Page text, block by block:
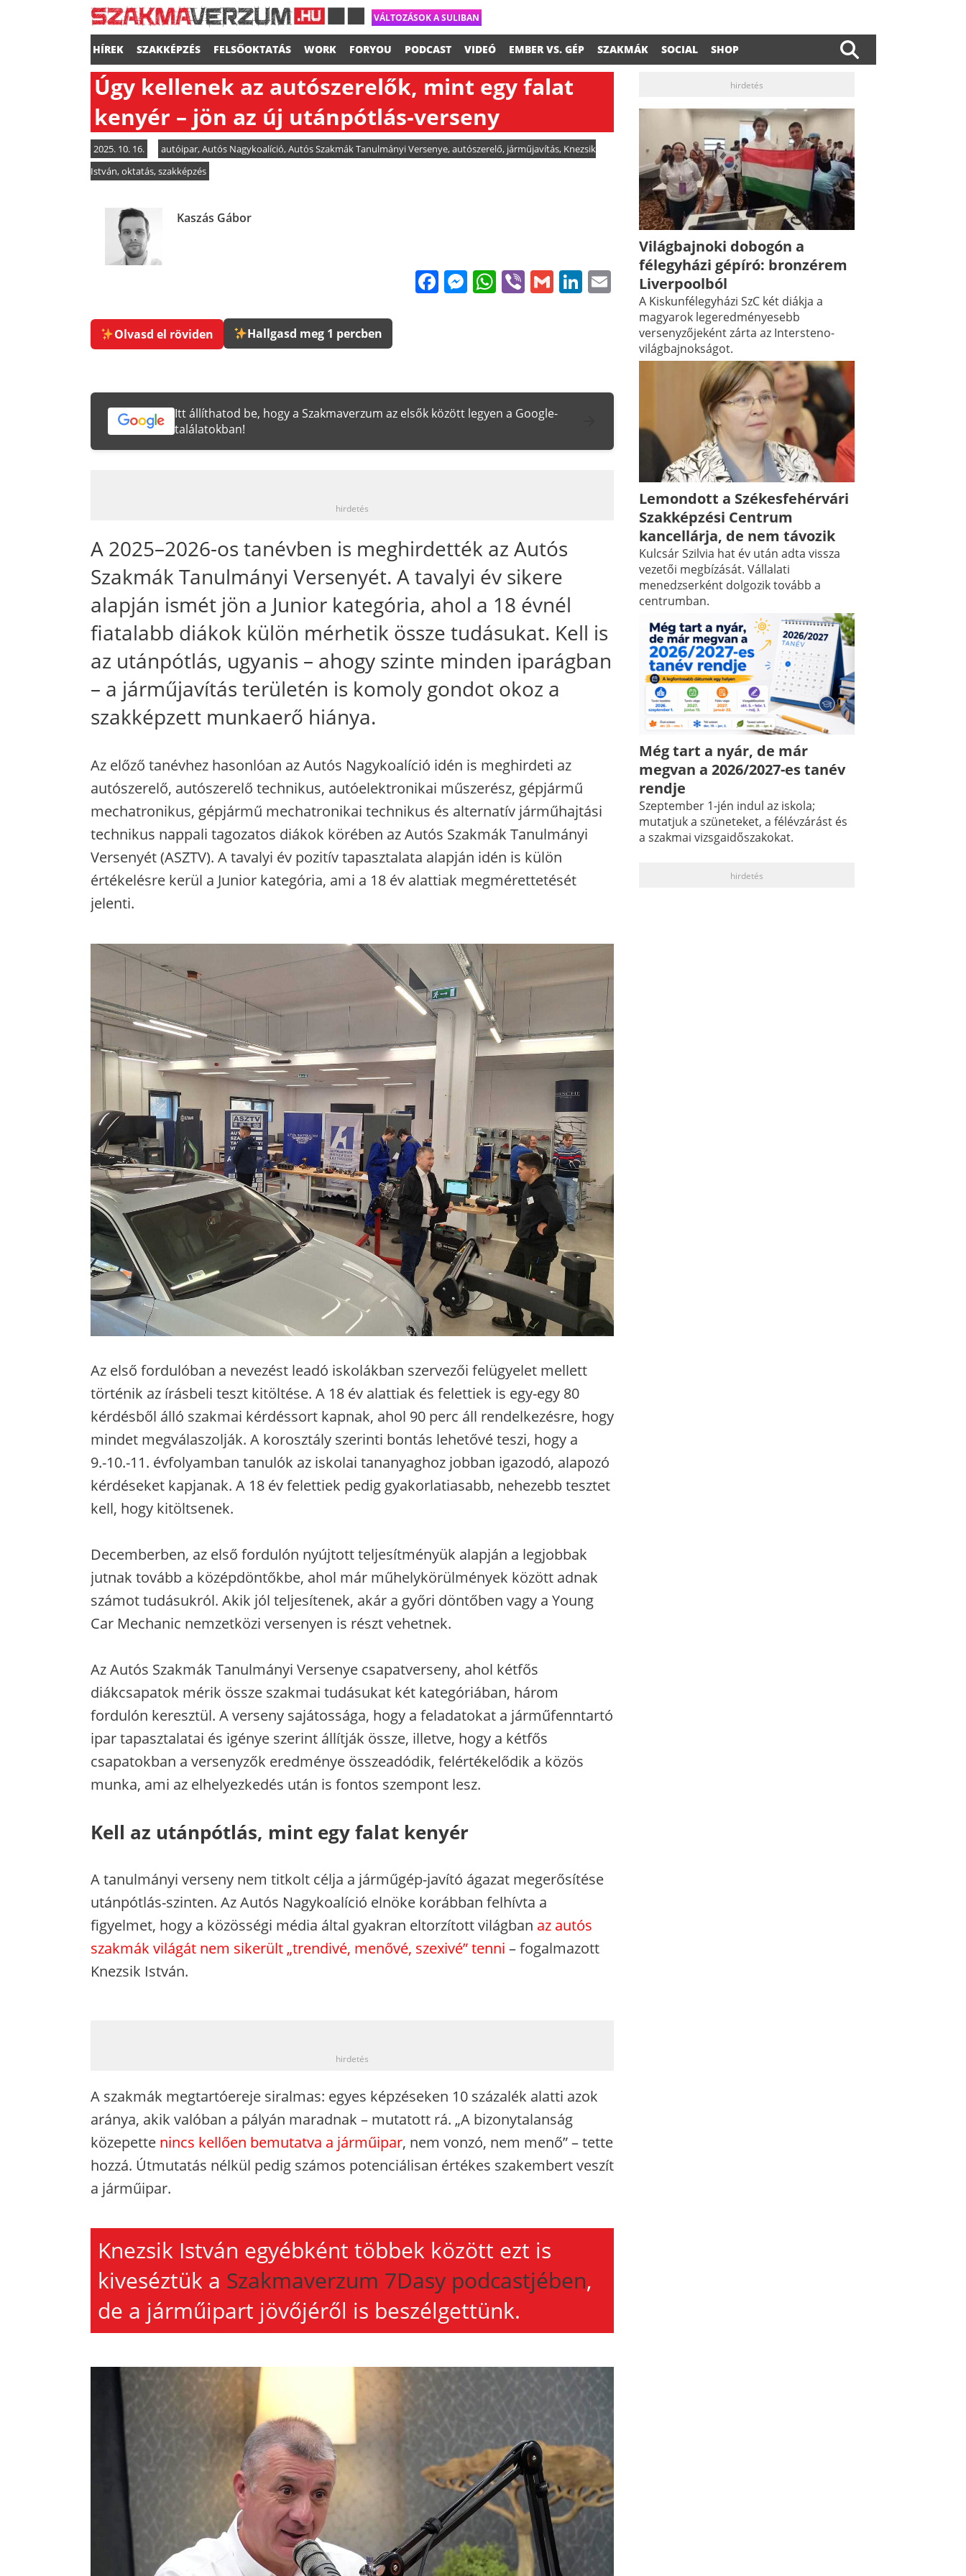
VÁLTOZÁSOK A SULIBAN
HÍREK SZAKKÉPZÉS FELSŐOKTATÁS WORK FORYOU PODCAST VIDEÓ EMBER VS. GÉP SZAKMÁK SOCIAL SHOP
Úgy kellenek az autószerelők, mint egy falat
kenyér – jön az új utánpótlás-verseny
2025. 10. 16. autóipar,Autós Nagykoalíció,Autós Szakmák Tanulmányi Versenye,autószerelő, járműjavítás, Knezsik
István,oktatás,szakképzés
Kaszás Gábor
Facebook
Messenger
WhatsApp
ViberGmailLinkedIn
Email
Olvasd el röviden Hallgasd meg 1 percben
Itt állíthatod be, hogy a Szakmaverzum az elsők között legyen a Google-
találatokban!
hirdetés
A 2025–2026-os tanévben is meghirdették az Autós
Szakmák Tanulmányi Versenyét. A tavalyi év sikere
alapján ismét jön a Junior kategória, ahol a 18 évnél
fiatalabb diákok külön mérhetik össze tudásukat. Kell is
az utánpótlás, ugyanis – ahogy szinte minden iparágban
– a járműjavítás területén is komoly gondot okoz a
szakképzett munkaerő hiánya.
Az előző tanévhez hasonlóan az Autós Nagykoalíció idén is meghirdeti az
autószerelő, autószerelő technikus, autóelektronikai műszerész, gépjármű
mechatronikus, gépjármű mechatronikai technikus és alternatív járműhajtási
technikus nappali tagozatos diákok körében az Autós Szakmák Tanulmányi
Versenyét (ASZTV). A tavalyi év pozitív tapasztalata alapján idén is külön
értékelésre kerül a Junior kategória, ami a 18 év alattiak megmérettetését
jelenti.
Az első fordulóban a nevezést leadó iskolákban szervezői felügyelet mellett
történik az írásbeli teszt kitöltése. A 18 év alattiak és felettiek is egy-egy 80
kérdésből álló szakmai kérdéssort kapnak, ahol 90 perc áll rendelkezésre, hogy
mindet megválaszolják. A korosztály szerinti bontás lehetővé teszi, hogy a
9.-10.-11. évfolyamban tanulók az iskolai tananyaghoz jobban igazodó, alapozó
kérdéseket kapjanak. A 18 év felettiek pedig gyakorlatiasabb, nehezebb tesztet
kell, hogy kitöltsenek.
Decemberben, az első fordulón nyújtott teljesítményük alapján a legjobbak
jutnak tovább a középdöntőkbe, ahol már műhelykörülmények között adnak
számot tudásukról. Akik jól teljesítenek, akár a győri döntőben vagy a Young
Car Mechanic nemzetközi versenyen is részt vehetnek.
Az Autós Szakmák Tanulmányi Versenye csapatverseny, ahol kétfős
diákcsapatok mérik össze szakmai tudásukat két kategóriában, három
fordulón keresztül. A verseny sajátossága, hogy a feladatokat a járműfenntartó
ipar tapasztalatai és igénye szerint állítják össze, illetve, hogy a kétfős
csapatokban a versenyzők eredménye összeadódik, felértékelődik a közös
munka, ami az elhelyezkedés után is fontos szempont lesz.
Kell az utánpótlás, mint egy falat kenyér
A tanulmányi verseny nem titkolt célja a járműgép-javító ágazat megerősítése
utánpótlás-szinten. Az Autós Nagykoalíció elnöke korábban felhívta a
figyelmet, hogy a közösségi média által gyakran eltorzított világban az autós
szakmák világát nem sikerült „trendivé, menővé, szexivé” tenni – fogalmazott
Knezsik István.
hirdetés
A szakmák megtartóereje siralmas: egyes képzéseken 10 százalék alatti azok
aránya, akik valóban a pályán maradnak – mutatott rá. „A bizonytalanság
közepette nincs kellően bemutatva a járműipar, nem vonzó, nem menő” – tette
hozzá. Útmutatás nélkül pedig számos potenciálisan értékes szakembert veszít
a járműipar.
Knezsik István egyébként többek között ezt is
kiveséztük a Szakmaverzum 7Dasy podcastjében,
de a járműipart jövőjéről is beszélgettünk.
hirdetés
Világbajnoki dobogón a
félegyházi gépíró: bronzérem
Liverpoolból
A Kiskunfélegyházi SzC két diákja a
magyarok legeredményesebb
versenyzőjeként zárta az Intersteno-
világbajnokságot.
Lemondott a Székesfehérvári
Szakképzési Centrum
kancellárja, de nem távozik
Kulcsár Szilvia hat év után adta vissza
vezetői megbízását. Vállalati
menedzserként dolgozik tovább a
centrumban.
Még tart a nyár, de már
megvan a 2026/2027-es tanév
rendje
Szeptember 1-jén indul az iskola;
mutatjuk a szüneteket, a félévzárást és
a szakmai vizsgaidőszakokat.
hirdetés